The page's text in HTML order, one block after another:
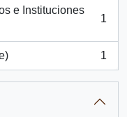
e Instituciones
1
1